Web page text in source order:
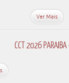
Ver Mais
CCT 2026